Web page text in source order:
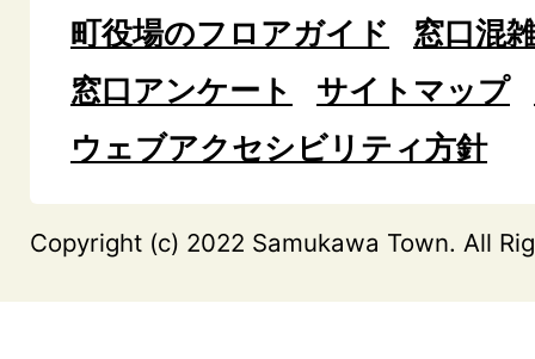
町役場のフロアガイド
窓口混
窓口アンケート
サイトマップ
ウェブアクセシビリティ方針
Copyright (c) 2022 Samukawa Town. All